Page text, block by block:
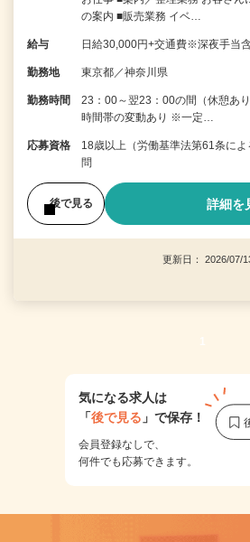
の案内 ■販売業務 イベ…
給与 日給30,000円+交通費※深夜手当
勤務地 東京都／神奈川県
勤務時間
23：00～翌23：00の間（休憩あ
時間帯の変動あり ※一定…
応募資格
18歳以上（労働基準法第61条に
問
後で見る 詳細を
更新日： 2026/
1
気になる求人は
「後で見る 」で保存！
会員登録なしで、
何件でも応募できます。